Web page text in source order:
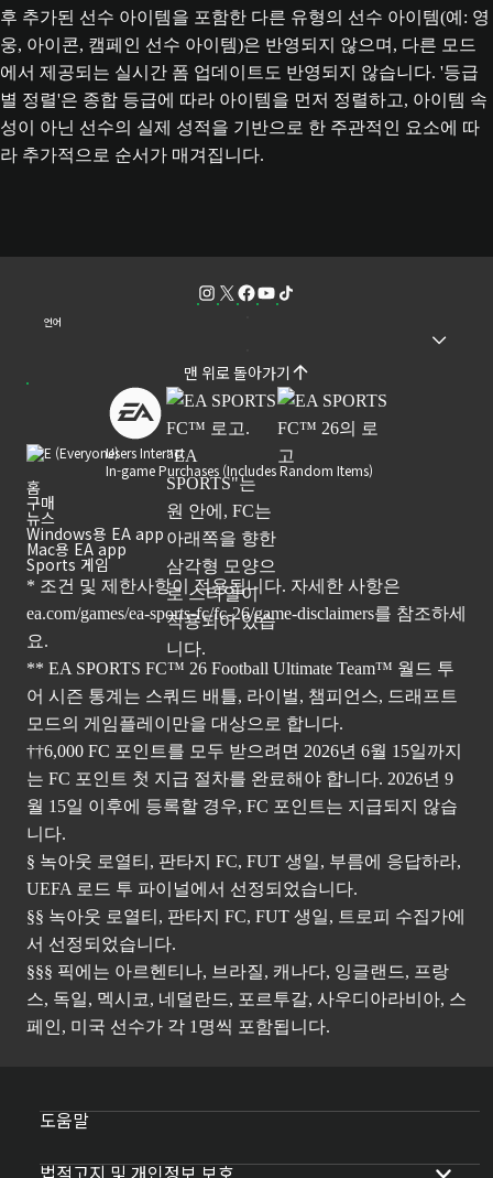
후 추가된 선수 아이템을 포함한 다른 유형의 선수 아이템(예: 영
웅, 아이콘, 캠페인 선수 아이템)은 반영되지 않으며, 다른 모드
에서 제공되는 실시간 폼 업데이트도 반영되지 않습니다. '등급
별 정렬'은 종합 등급에 따라 아이템을 먼저 정렬하고, 아이템 속
성이 아닌 선수의 실제 성적을 기반으로 한 주관적인 요소에 따
라 추가적으로 순서가 매겨집니다.
언어
맨 위로 돌아가기
Users Interact
In-game Purchases (Includes Random Items)
홈
구매
뉴스
Windows용 EA app
Mac용 EA app
Sports 게임
* 조건 및 제한사항이 적용됩니다. 자세한 사항은
ea.com/games/ea-sports-fc/fc-26/game-disclaimers를 참조하세
요.
** EA SPORTS FC™ 26 Football Ultimate Team™ 월드 투
어 시즌 통계는 스쿼드 배틀, 라이벌, 챔피언스, 드래프트
모드의 게임플레이만을 대상으로 합니다.
††6,000 FC 포인트를 모두 받으려면 2026년 6월 15일까지
는 FC 포인트 첫 지급 절차를 완료해야 합니다. 2026년 9
월 15일 이후에 등록할 경우, FC 포인트는 지급되지 않습
니다.
§ 녹아웃 로열티, 판타지 FC, FUT 생일, 부름에 응답하라,
UEFA 로드 투 파이널에서 선정되었습니다.
§§ 녹아웃 로열티, 판타지 FC, FUT 생일, 트로피 수집가에
서 선정되었습니다.
§§§ 픽에는 아르헨티나, 브라질, 캐나다, 잉글랜드, 프랑
스, 독일, 멕시코, 네덜란드, 포르투갈, 사우디아라비아, 스
페인, 미국 선수가 각 1명씩 포함됩니다.
도움말
법적고지 및 개인정보 보호